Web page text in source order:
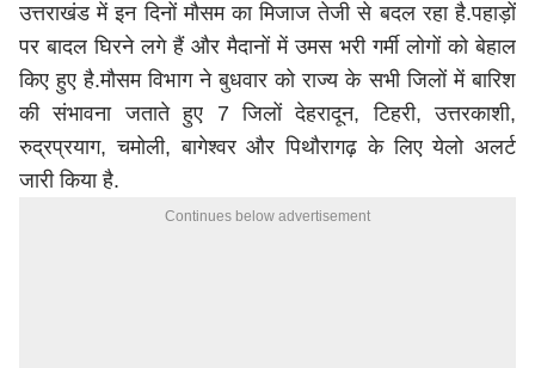
उत्तराखंड में इन दिनों मौसम का मिजाज तेजी से बदल रहा है.पहाड़ों
पर बादल घिरने लगे हैं और मैदानों में उमस भरी गर्मी लोगों को बेहाल
किए हुए है.मौसम विभाग ने बुधवार को राज्य के सभी जिलों में बारिश
की संभावना जताते हुए 7 जिलों देहरादून, टिहरी, उत्तरकाशी,
रुद्रप्रयाग, चमोली, बागेश्वर और पिथौरागढ़ के लिए येलो अलर्ट
जारी किया है.
Continues below advertisement